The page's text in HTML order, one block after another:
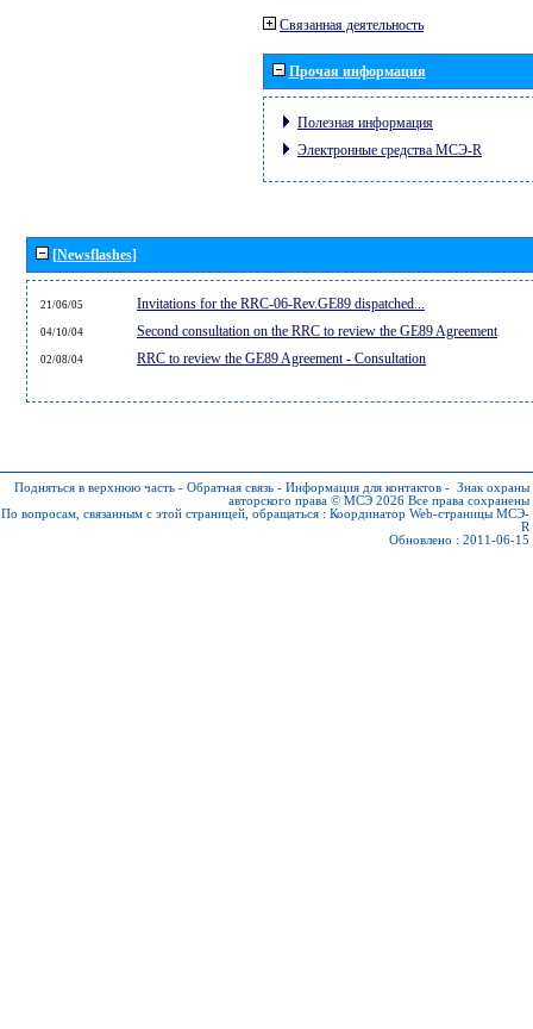
Связанная деятельность
Прочая информация
Полезная информация
Электронные средства МСЭ-R
[Newsflashes]
21/06/05 Invitations for the RRC-06-Rev.GE89 dispatched...
04/10/04 Second consultation on the RRC to review the GE89 Agreement
02/08/04 RRC to review the GE89 Agreement - Consultation
Подняться в верхнюю часть - Обратная связь - Информация для контактов - Знак охраны
авторского права © МСЭ 2026 Все права сохранены
По вопросам, связанным с этой страницей, обращаться : Координатор Web-страницы МСЭ-
R
Обновлено : 2011-06-15